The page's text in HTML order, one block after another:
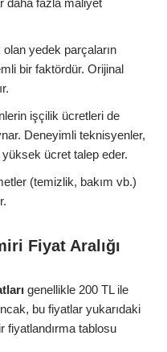
daha fazla maliyet
olan yedek parçaların
bir faktördür. Orijinal
işçilik ücretleri de
Deneyimli teknisyenler,
ücret talep eder.
(temizlik, bakım vb.)
Fiyat Aralığı
genellikle 200 TL ile
bu fiyatlar yukarıdaki
fiyatlandırma tablosu